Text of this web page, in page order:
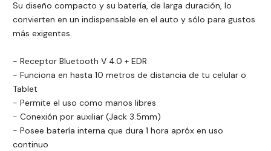
Su diseño compacto y su batería, de larga duración, lo
convierten en un indispensable en el auto y sólo para gustos
más exigentes.
- Receptor Bluetooth V 4.0 + EDR
- Funciona en hasta 10 metros de distancia de tu celular o
Tablet
- Permite el uso como manos libres
- Conexión por auxiliar (Jack 3.5mm)
- Posee batería interna que dura 1 hora apróx en uso
continuo